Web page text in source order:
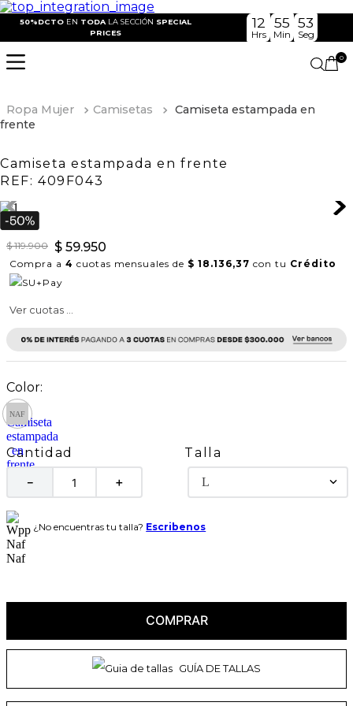
50%DCTO EN TODA LA SECCIÓN SPECIAL
PRICES
12
Hrs
55
Min
53
Seg
0
Ropa Mujer Camisetas
Camiseta estampada en
frente
Camiseta estampada en frente
REF: 409F043
$ 119.900 $ 59.950
Compra a 4 cuotas mensuales de $ 18.136,37 con tu Crédito
Ver cuotas ...
Cantidad
＋
－
Talla
L
¿No encuentras tu talla? Escribenos
COMPRAR
GUÍA DE TALLAS